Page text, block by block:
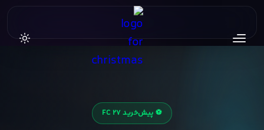
⚽ پیش‌خرید FC 27